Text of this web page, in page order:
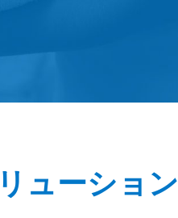
ューション